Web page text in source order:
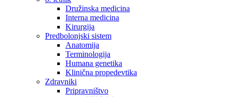
Družinska medicina
Interna medicina
Kirurgija
Predbolonjski sistem
Anatomija
Terminologija
Humana genetika
Klinična propedevtika
Zdravniki
Pripravništvo